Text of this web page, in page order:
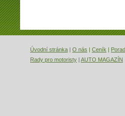
Úvodní stránka | O nás | Ceník |
Rady pro motoristy | AUTO MAGAZÍN